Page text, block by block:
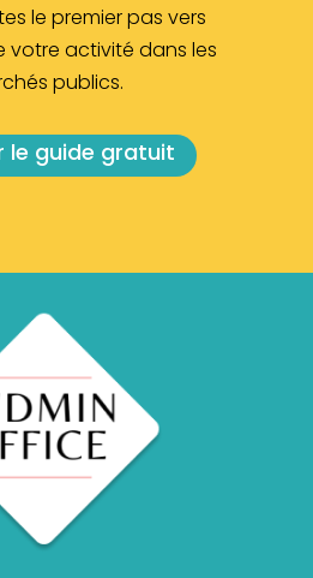
le premier pas vers
votre activité dans les
publics.
le guide gratuit